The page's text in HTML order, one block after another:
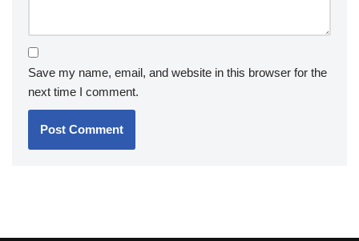
Save my name, email, and website in this browser for the
next time I comment.